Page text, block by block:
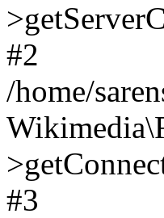
#2
/home/
#3